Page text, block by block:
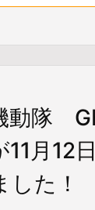
動隊
11月12
した！